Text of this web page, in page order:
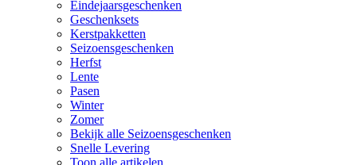
Eindejaarsgeschenken
Geschenksets
Kerstpakketten
Seizoensgeschenken
Herfst
Lente
Pasen
Winter
Zomer
Bekijk alle Seizoensgeschenken
Snelle Levering
Toon alle artikelen